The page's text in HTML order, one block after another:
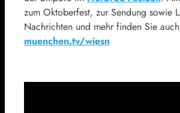
zum Oktoberfest, zur Sendung sowie
Nachrichten und mehr finden Sie
muenchen.tv/wiesn